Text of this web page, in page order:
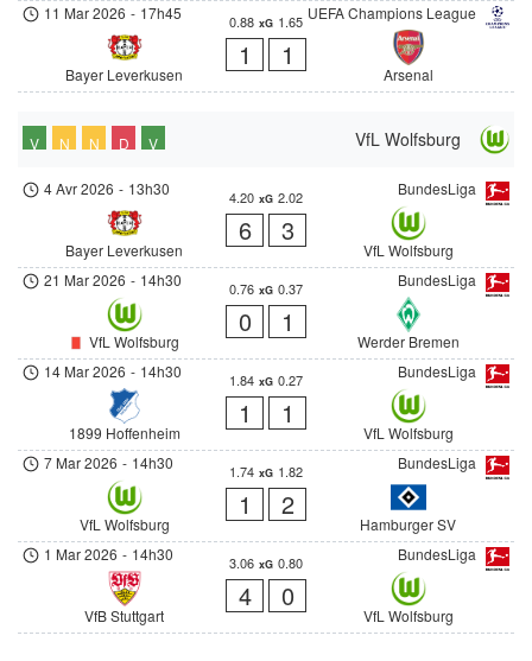
UEFA Champions League
11 Mar 2026 - 17h45
Bayer Leverkusen
0.88 xG 1.65
1 1
Arsenal
VfL Wolfsburg
V N N D V
BundesLiga
4 Avr 2026 - 13h30
Bayer Leverkusen
4.20 xG 2.02
6 3
VfL Wolfsburg
BundesLiga
21 Mar 2026 - 14h30
VfL Wolfsburg
0.76 xG 0.37
0 1
Werder Bremen
BundesLiga
14 Mar 2026 - 14h30
1899 Hoffenheim
1.84 xG 0.27
1 1
VfL Wolfsburg
BundesLiga
7 Mar 2026 - 14h30
VfL Wolfsburg
1.74 xG 1.82
1 2
Hamburger SV
BundesLiga
1 Mar 2026 - 14h30
VfB Stuttgart
3.06 xG 0.80
4 0
VfL Wolfsburg